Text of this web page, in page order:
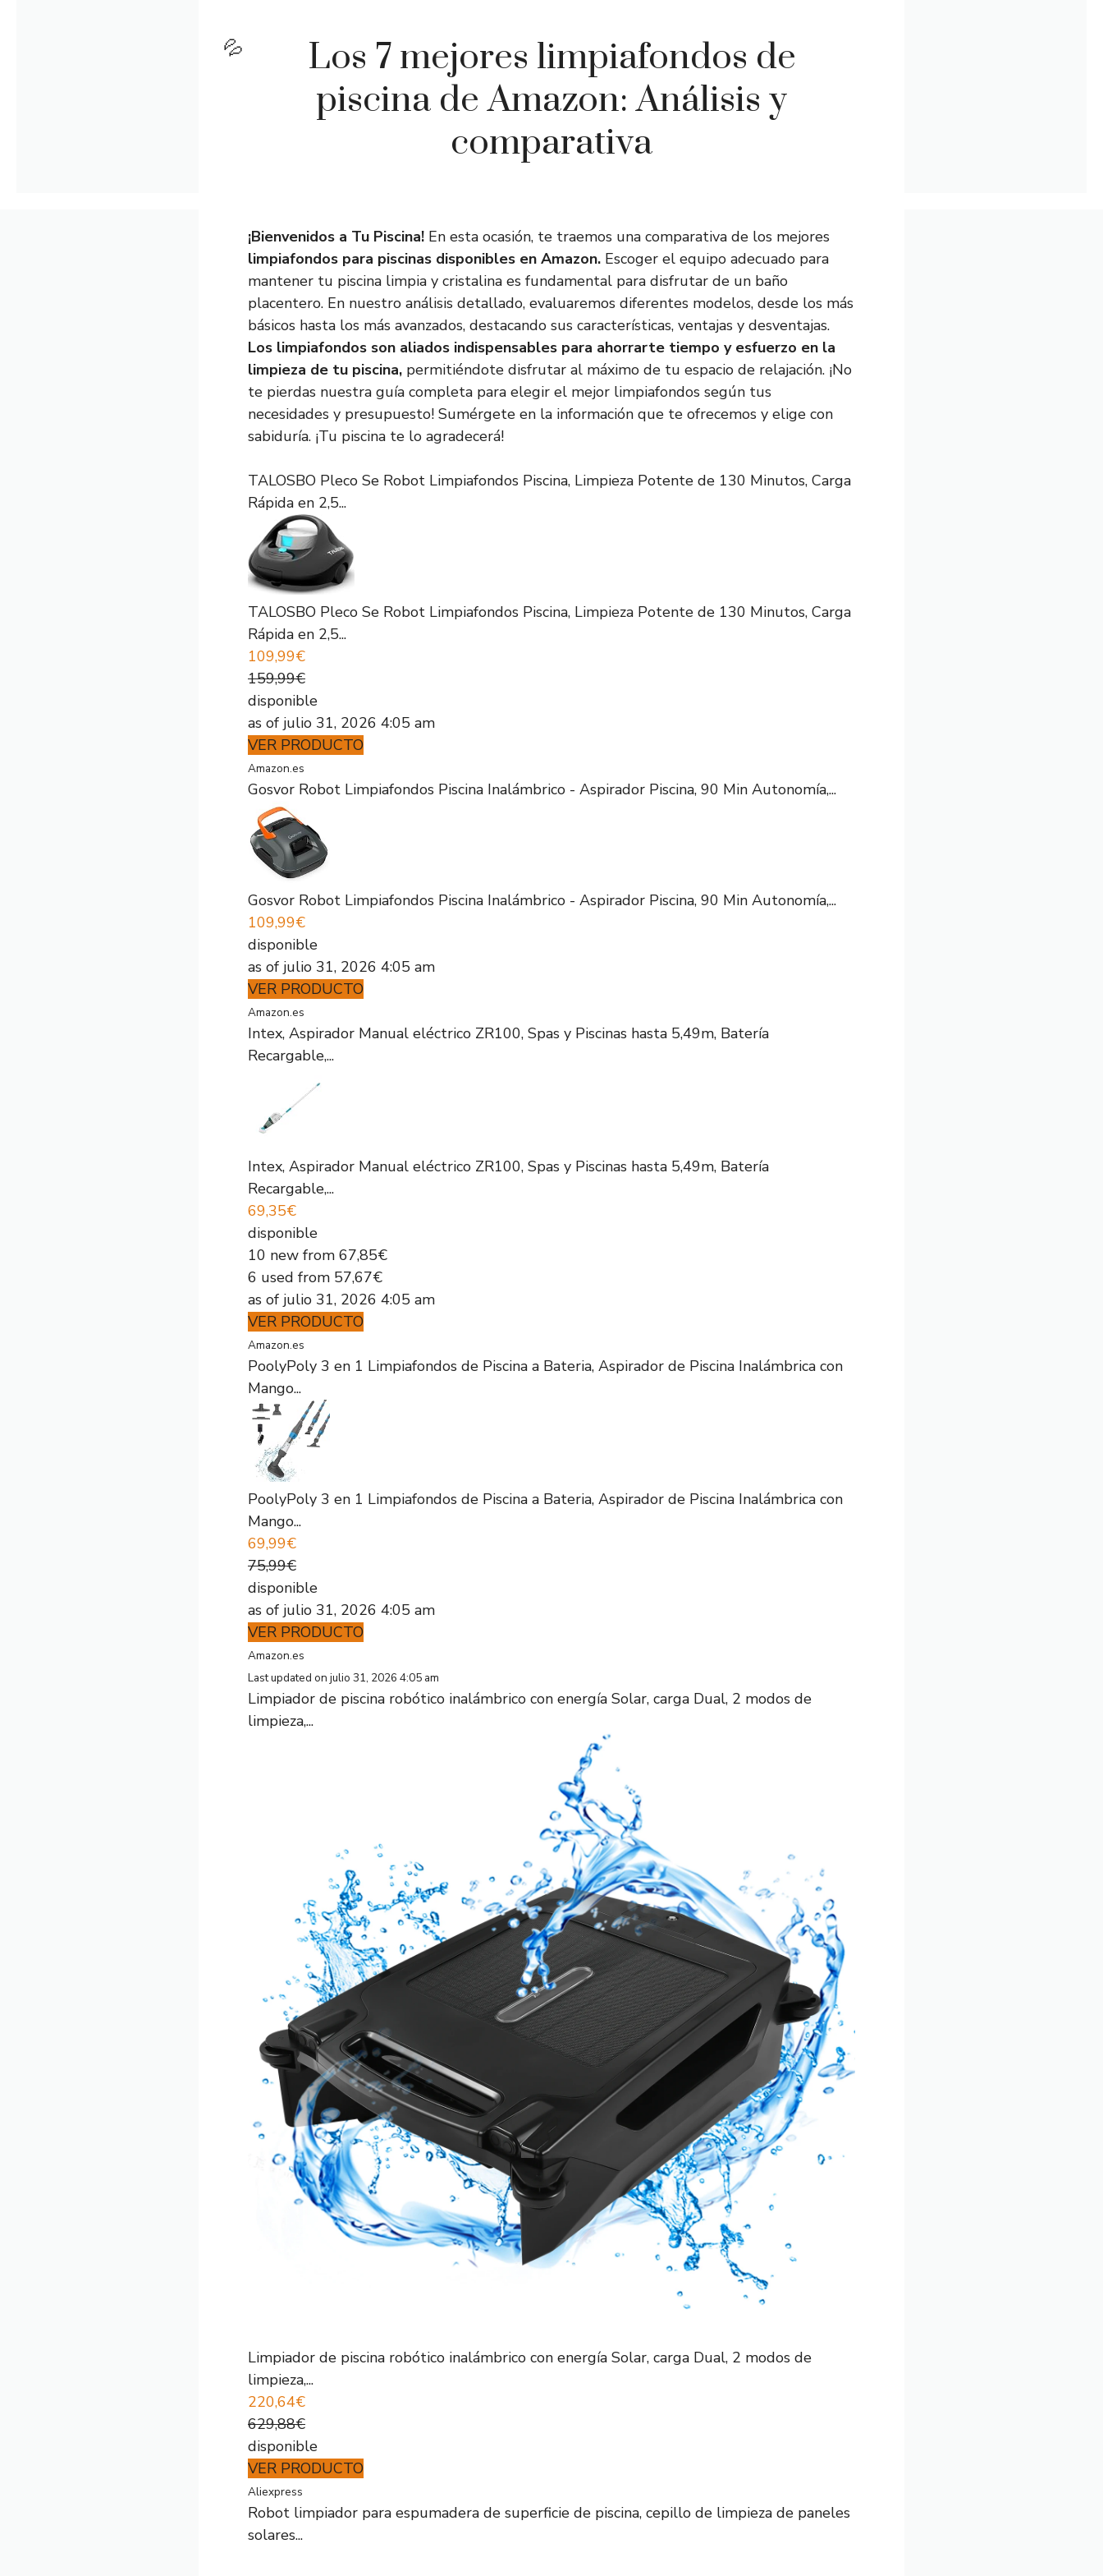
Los 7 mejores limpiafondos de
piscina de Amazon: Análisis y
comparativa
¡Bienvenidos a Tu Piscina! En esta ocasión, te traemos una comparativa de los mejores
limpiafondos para piscinas disponibles en Amazon. Escoger el equipo adecuado para
mantener tu piscina limpia y cristalina es fundamental para disfrutar de un baño
placentero. En nuestro análisis detallado, evaluaremos diferentes modelos, desde los más
básicos hasta los más avanzados, destacando sus características, ventajas y desventajas.
Los limpiafondos son aliados indispensables para ahorrarte tiempo y esfuerzo en la
limpieza de tu piscina, permitiéndote disfrutar al máximo de tu espacio de relajación. ¡No
te pierdas nuestra guía completa para elegir el mejor limpiafondos según tus
necesidades y presupuesto! Sumérgete en la información que te ofrecemos y elige con
sabiduría. ¡Tu piscina te lo agradecerá!
TALOSBO Pleco Se Robot Limpiafondos Piscina, Limpieza Potente de 130 Minutos, Carga
Rápida en 2,5...
TALOSBO Pleco Se Robot Limpiafondos Piscina, Limpieza Potente de 130 Minutos, Carga
Rápida en 2,5...
109,99€
159,99€
disponible
as of julio 31, 2026 4:05 am
VER PRODUCTO
Amazon.es
Gosvor Robot Limpiafondos Piscina Inalámbrico - Aspirador Piscina, 90 Min Autonomía,...
Gosvor Robot Limpiafondos Piscina Inalámbrico - Aspirador Piscina, 90 Min Autonomía,...
109,99€
disponible
as of julio 31, 2026 4:05 am
VER PRODUCTO
Amazon.es
Intex, Aspirador Manual eléctrico ZR100, Spas y Piscinas hasta 5,49m, Batería
Recargable,...
Intex, Aspirador Manual eléctrico ZR100, Spas y Piscinas hasta 5,49m, Batería
Recargable,...
69,35€
disponible
10 new from 67,85€
6 used from 57,67€
as of julio 31, 2026 4:05 am
VER PRODUCTO
Amazon.es
PoolyPoly 3 en 1 Limpiafondos de Piscina a Bateria, Aspirador de Piscina Inalámbrica con
Mango...
PoolyPoly 3 en 1 Limpiafondos de Piscina a Bateria, Aspirador de Piscina Inalámbrica con
Mango...
69,99€
75,99€
disponible
as of julio 31, 2026 4:05 am
VER PRODUCTO
Amazon.es
Last updated on julio 31, 2026 4:05 am
Limpiador de piscina robótico inalámbrico con energía Solar, carga Dual, 2 modos de
limpieza,...
Limpiador de piscina robótico inalámbrico con energía Solar, carga Dual, 2 modos de
limpieza,...
220,64€
629,88€
disponible
VER PRODUCTO
Aliexpress
Robot limpiador para espumadera de superficie de piscina, cepillo de limpieza de paneles
solares...